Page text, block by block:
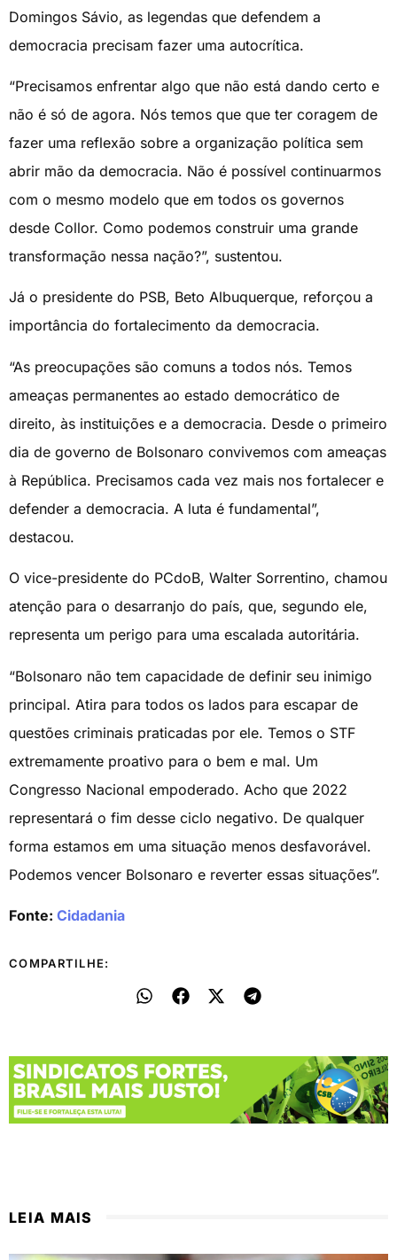
Domingos Sávio, as legendas que defendem a
democracia precisam fazer uma autocrítica.
“Precisamos enfrentar algo que não está dando certo e
não é só de agora. Nós temos que que ter coragem de
fazer uma reflexão sobre a organização política sem
abrir mão da democracia. Não é possível continuarmos
com o mesmo modelo que em todos os governos
desde Collor. Como podemos construir uma grande
transformação nessa nação?”, sustentou.
Já o presidente do PSB, Beto Albuquerque, reforçou a
importância do fortalecimento da democracia.
“As preocupações são comuns a todos nós. Temos
ameaças permanentes ao estado democrático de
direito, às instituições e a democracia. Desde o primeiro
dia de governo de Bolsonaro convivemos com ameaças
à República. Precisamos cada vez mais nos fortalecer e
defender a democracia. A luta é fundamental”,
destacou.
O vice-presidente do PCdoB, Walter Sorrentino, chamou
atenção para o desarranjo do país, que, segundo ele,
representa um perigo para uma escalada autoritária.
“Bolsonaro não tem capacidade de definir seu inimigo
principal. Atira para todos os lados para escapar de
questões criminais praticadas por ele. Temos o STF
extremamente proativo para o bem e mal. Um
Congresso Nacional empoderado. Acho que 2022
representará o fim desse ciclo negativo. De qualquer
forma estamos em uma situação menos desfavorável.
Podemos vencer Bolsonaro e reverter essas situações”.
Fonte: Cidadania
COMPARTILHE:
LEIA MAIS